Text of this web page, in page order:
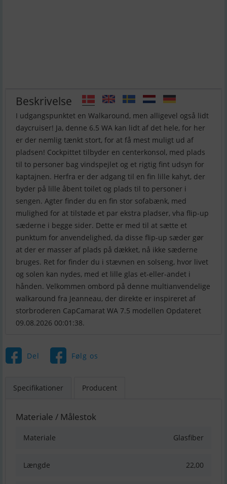
Beskrivelse
I udgangspunktet en Walkaround, men alligevel også lidt
daycruiser! Ja, denne 6.5 WA kan lidt af det hele, for her
er der nemlig tænkt stort, for at få mest muligt ud af
pladsen! Cockpittet tilbyder en centerkonsol, med plads
til to personer bag vindspejlet og et rigtig fint udsyn for
kaptajnen. Herfra er der adgang til en fin lille kahyt, der
byder på lille åbent toilet og plads til to personer i
sengen. Agter finder du en fin stor sofabænk, med
mulighed for at tilstøde et par ekstra pladser, vha flip-up
sæderne i begge sider. Dette er med til at sætte et
punktum for anvendelighed, da disse flip-up sæder gør
at der er masser af plads på dækket, nå ikke sæderne
bruges. Ret for finder du i stævnen en solseng, hvor livet
og solen kan nydes, med et lille glas et-eller-andet i
hånden. Velkommen ombord på denne multianvendelige
walkaround fra Jeanneau, der direkte er inspireret af
storbroderen CapCamarat WA 7.5 modellen Opdateret
09.08.2026 00:01:38.
Del Følg os
Specifikationer Producent
Materiale / Målestok
Materiale Glasfiber
Længde 22,00